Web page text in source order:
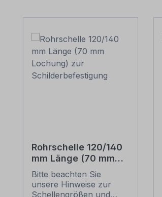
Rohrschelle 120/140
mm Länge (70 mm
Lochung) zur
Schilderbefestigung
Bitte beachten Sie
unsere Hinweise zur
Schellengrößen und